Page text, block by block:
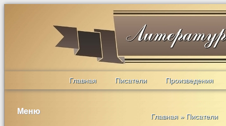
Главная Писатели Произведения
Меню
Главная » Писатели